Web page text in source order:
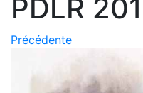
PDLR
Précédente